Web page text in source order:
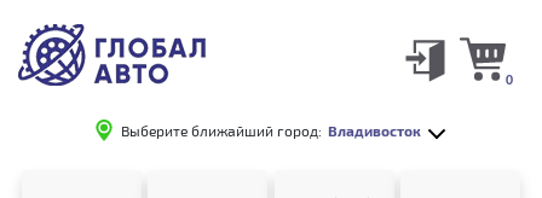
Выберите ближайший город: Владивосток
0